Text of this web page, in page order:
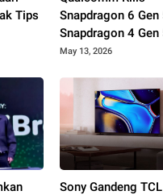
Tips
Snapdragon 6 Gen
Snapdragon 4 Gen
Performa Ponsel
May 13, 2026
Sony Gandeng TCL